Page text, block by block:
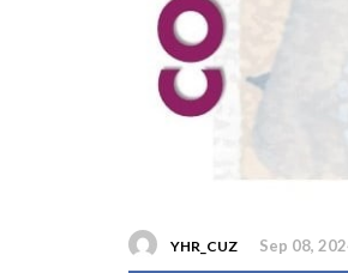
YHR_CUZ Sep 08,